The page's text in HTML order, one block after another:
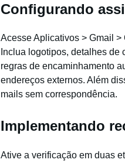
Configurando
Acesse Aplicativos > Gmail
Inclua logotipos, detalhes
regras de encaminhamento
endereços externos. Além
mails sem correspondência.
Implementando
Ative a verificação em duas